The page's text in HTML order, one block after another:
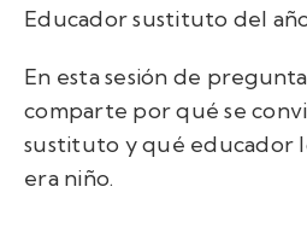
Educador sustituto del
En esta sesión de
comparte por qué se
sustituto y qué educador
era niño.